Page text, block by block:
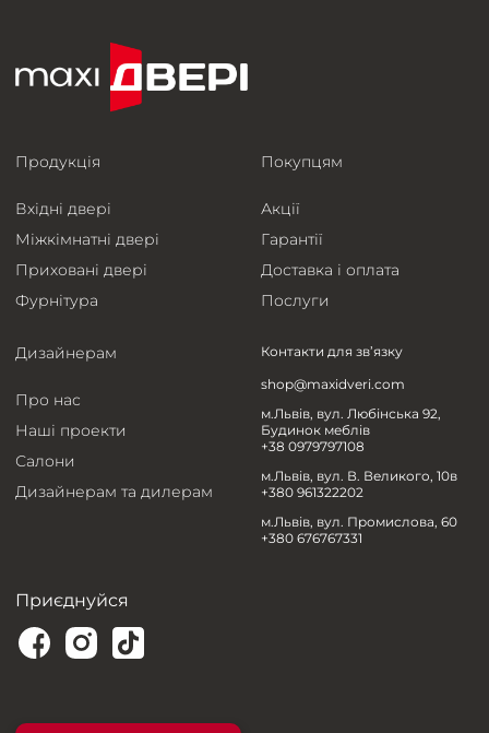
Продукція
Вхідні двері
Міжкімнатні двері
Приховані двері
Фурнітура
Покупцям
Акції
Гарантії
Доставка і оплата
Послуги
Дизайнерам
Про нас
Наші проекти
Салони
Дизайнерам та дилерам
Контакти для зв’язку
shop@maxidveri.com
м.Львів, вул. Любінська 92,
Будинок меблів
+38 0979797108
м.Львів, вул. В. Великого, 10в
+380 961322202
м.Львів, вул. Промислова, 60
+380 676767331
Приєднуйся